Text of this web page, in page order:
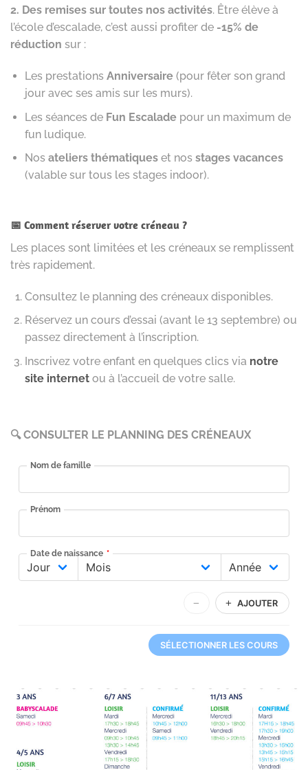
2. Des remises sur toutes nos activités. Être élève à
l’école d’escalade, c’est aussi profiter de -15% de
réduction sur :
Les prestations Anniversaire(pour fêter son grand
jour avec ses amis sur les murs).
Les séances de Fun Escaladepour un maximum de
fun ludique.
Nos ateliers thématiqueset nos stages vacances
(valable sur tous les stages indoor).
📅 Comment réserver votre créneau ?
Les places sont limitées et les créneaux se remplissent
très rapidement.
Consultez le planning des créneaux disponibles.
Réservez un cours d’essai (avant le 13 septembre) ou
passez directement à l’inscription.
Inscrivez votre enfant en quelques clics via notre
site internetou à l’accueil de votre salle.
🔍 CONSULTER LE PLANNING DES CRÉNEAUX